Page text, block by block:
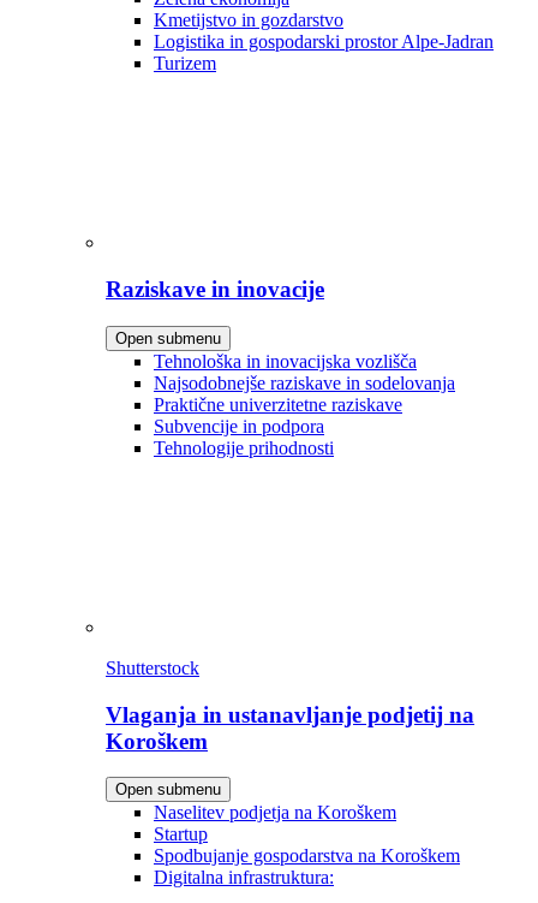
Kmetijstvo in gozdarstvo
Logistika in gospodarski prostor Alpe-Jadran
Turizem
Raziskave in inovacije
Open submenu
Tehnološka in inovacijska vozlišča
Najsodobnejše raziskave in sodelovanja
Praktične univerzitetne raziskave
Subvencije in podpora
Tehnologije prihodnosti
Shutterstock
Vlaganja in ustanavljanje podjetij na
Koroškem
Open submenu
Naselitev podjetja na Koroškem
Startup
Spodbujanje gospodarstva na Koroškem
Digitalna infrastruktura: